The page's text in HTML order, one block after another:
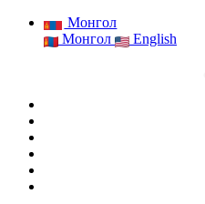
Монгол
Монгол
English